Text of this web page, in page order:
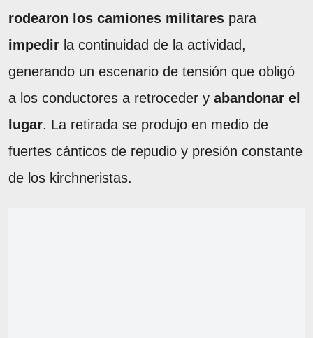
rodearon los camiones militares para
impedir la continuidad de la actividad,
generando un escenario de tensión que obligó
a los conductores a retroceder y abandonar el
lugar. La retirada se produjo en medio de
fuertes cánticos de repudio y presión constante
de los kirchneristas.